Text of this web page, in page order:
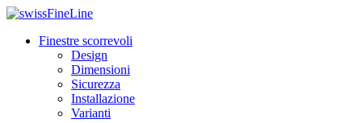
Finestre scorrevoli
Design
Dimensioni
Sicurezza
Installazione
Varianti